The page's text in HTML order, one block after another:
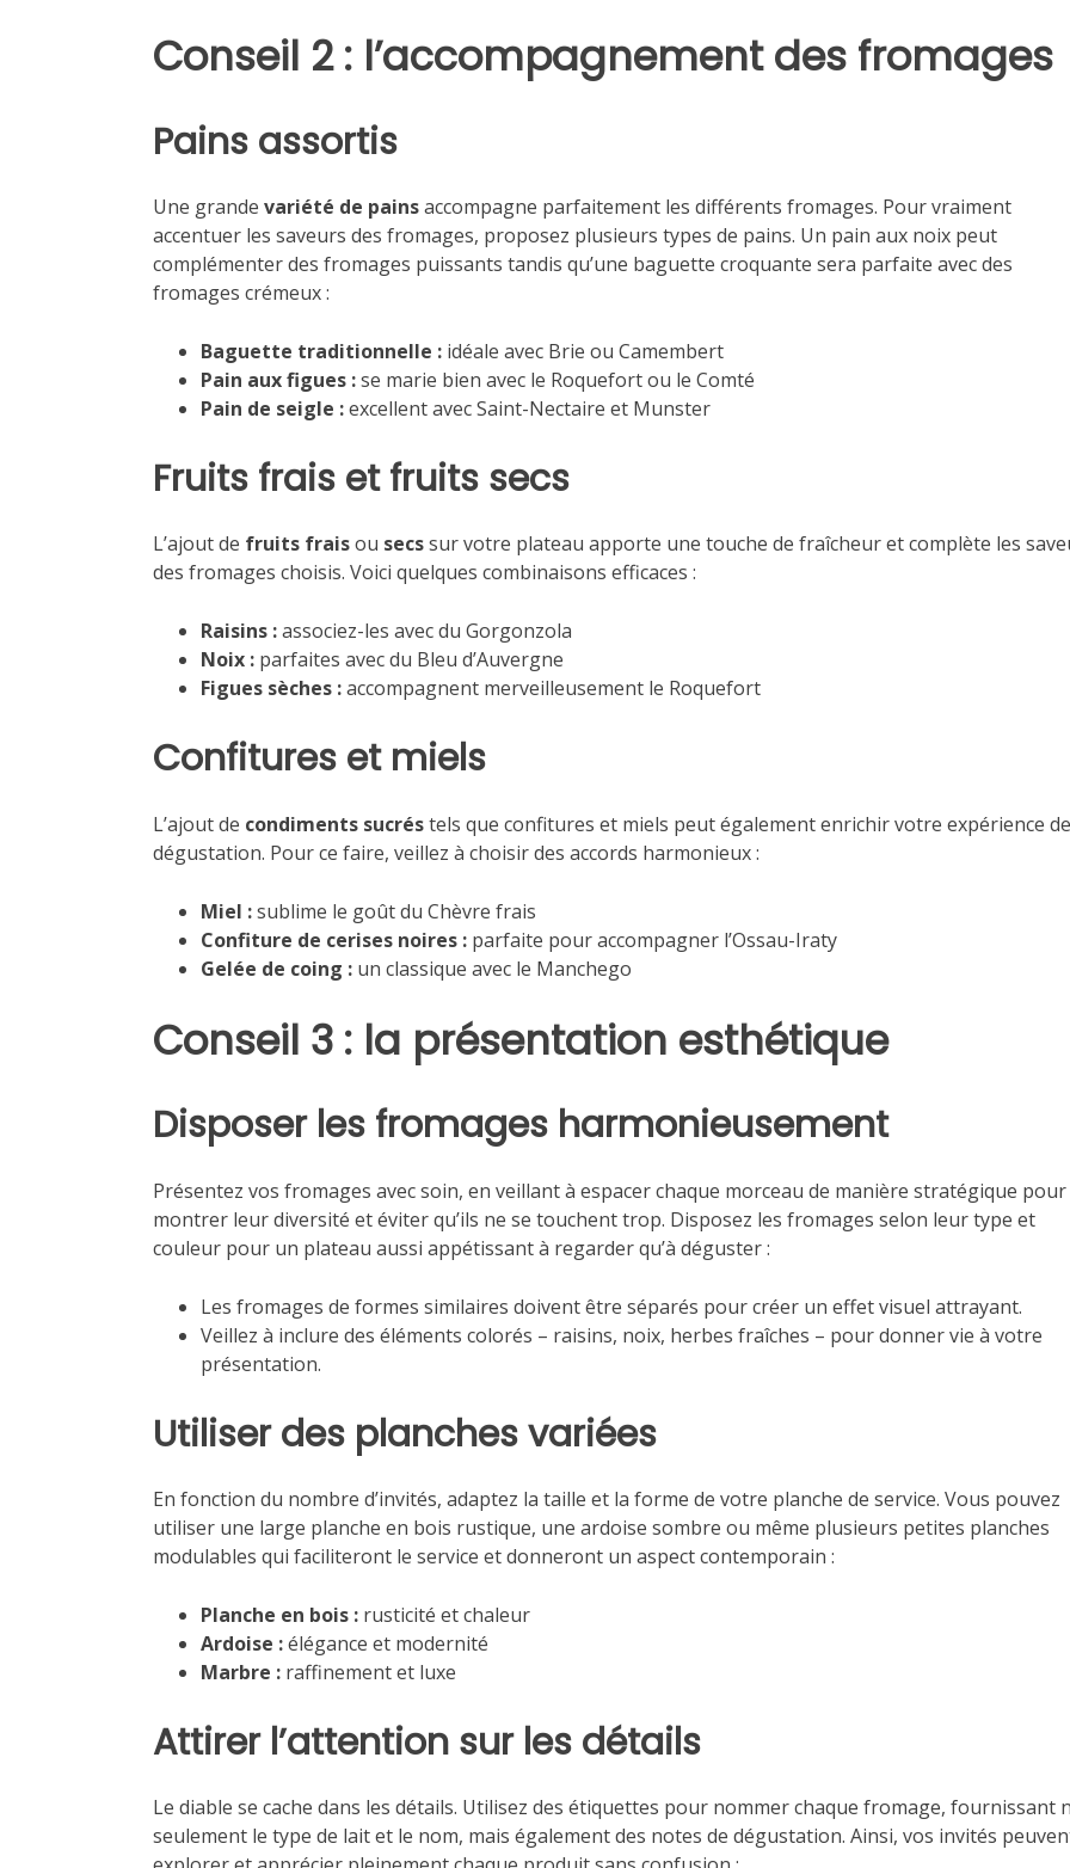
Conseil 2 : l’accompagnement des fromages
Pains assortis
Une grande variété de painsaccompagne parfaitement les différents fromages. Pour vraiment
accentuer les saveurs des fromages, proposez plusieurs types de pains. Un pain aux noix peut
complémenter des fromages puissants tandis qu’une baguette croquante sera parfaite avec des
fromages crémeux :
Baguette traditionnelle :idéale avec Brie ou Camembert
Pain aux figues :se marie bien avec le Roquefort ou le Comté
Pain de seigle :excellent avec Saint-Nectaire et Munster
Fruits frais et fruits secs
L’ajout de fruits fraisou secssur votre plateau apporte une touche de fraîcheur et complète les
des fromages choisis. Voici quelques combinaisons efficaces :
Raisins :associez-les avec du Gorgonzola
Noix :parfaites avec du Bleu d’Auvergne
Figues sèches :accompagnent merveilleusement le Roquefort
Confitures et miels
L’ajout de condiments sucréstels que confitures et miels peut également enrichir votre expérience de
dégustation. Pour ce faire, veillez à choisir des accords harmonieux :
Miel :sublime le goût du Chèvre frais
Confiture de cerises noires :parfaite pour accompagner l’Ossau-Iraty
Gelée de coing :un classique avec le Manchego
Conseil 3 : la présentation esthétique
Disposer les fromages harmonieusement
Présentez vos fromages avec soin, en veillant à espacer chaque morceau de manière stratégique pour
montrer leur diversité et éviter qu’ils ne se touchent trop. Disposez les fromages selon leur type et
couleur pour un plateau aussi appétissant à regarder qu’à déguster :
Les fromages de formes similaires doivent être séparés pour créer un effet visuel attrayant.
Veillez à inclure des éléments colorés – raisins, noix, herbes fraîches – pour donner vie à votre
présentation.
Utiliser des planches variées
En fonction du nombre d’invités, adaptez la taille et la forme de votre planche de service. Vous pouvez
utiliser une large planche en bois rustique, une ardoise sombre ou même plusieurs petites planches
modulables qui faciliteront le service et donneront un aspect contemporain :
Planche en bois :rusticité et chaleur
Ardoise :élégance et modernité
Marbre :raffinement et luxe
Attirer l’attention sur les détails
Le diable se cache dans les détails. Utilisez des étiquettes pour nommer chaque fromage, fournissant
seulement le type de lait et le nom, mais également des notes de dégustation. Ainsi, vos invités